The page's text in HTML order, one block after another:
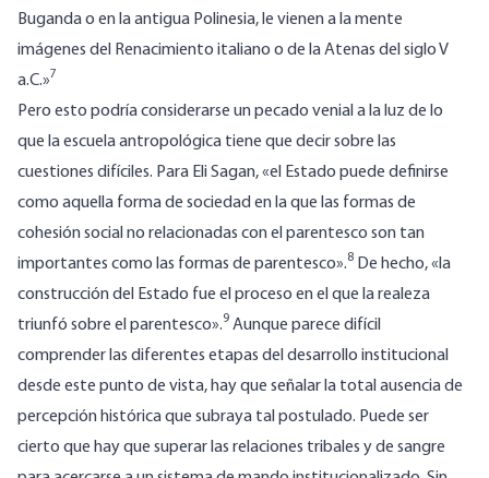
Buganda o en la antigua Polinesia, le vienen a la mente
imágenes del Renacimiento italiano o de la Atenas del siglo V
a.C.»7
Pero esto podría considerarse un pecado venial a la luz de lo
que la escuela antropológica tiene que decir sobre las
cuestiones difíciles. Para Eli Sagan, «el Estado puede definirse
como aquella forma de sociedad en la que las formas de
cohesión social no relacionadas con el parentesco son tan
importantes como las formas de parentesco».8 De hecho, «la
construcción del Estado fue el proceso en el que la realeza
triunfó sobre el parentesco».9 Aunque parece difícil
comprender las diferentes etapas del desarrollo institucional
desde este punto de vista, hay que señalar la total ausencia de
percepción histórica que subraya tal postulado. Puede ser
cierto que hay que superar las relaciones tribales y de sangre